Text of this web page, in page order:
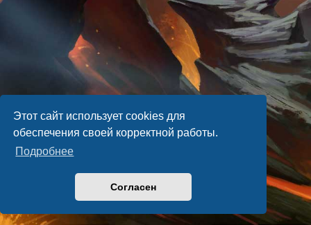
Этот сайт использует cookies для
обеспечения своей корректной работы.
Подробнее
Согласен